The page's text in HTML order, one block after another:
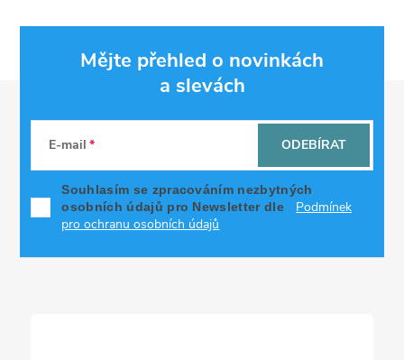
Mějte přehled o novinkách
a slevách
E-mail
Souhlasím se zpracováním nezbytných
osobních údajů pro Newsletter dle
Podmínek
pro ochranu osobních údajů
ODEBÍRAT